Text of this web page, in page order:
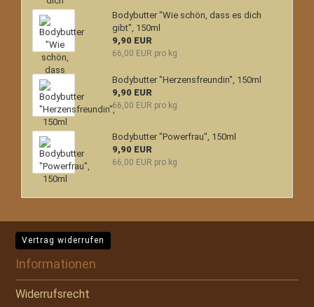
Bodybutter "Wie schön, dass es dich
gibt", 150ml
9,90 EUR
66,00 EUR pro kg
Bodybutter "Herzensfreundin", 150ml
9,90 EUR
66,00 EUR pro kg
Bodybutter "Powerfrau", 150ml
9,90 EUR
66,00 EUR pro kg
Vertrag widerrufen
Informationen
Widerrufsrecht